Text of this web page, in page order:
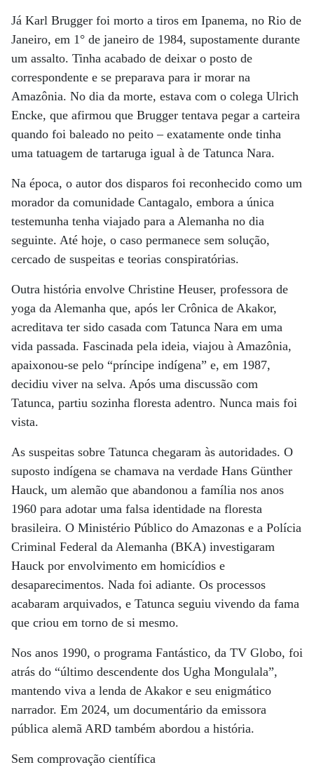
Já Karl Brugger foi morto a tiros em Ipanema, no Rio de
Janeiro, em 1° de janeiro de 1984, supostamente durante
um assalto. Tinha acabado de deixar o posto de
correspondente e se preparava para ir morar na
Amazônia. No dia da morte, estava com o colega Ulrich
Encke, que afirmou que Brugger tentava pegar a carteira
quando foi baleado no peito – exatamente onde tinha
uma tatuagem de tartaruga igual à de Tatunca Nara.
Na época, o autor dos disparos foi reconhecido como um
morador da comunidade Cantagalo, embora a única
testemunha tenha viajado para a Alemanha no dia
seguinte. Até hoje, o caso permanece sem solução,
cercado de suspeitas e teorias conspiratórias.
Outra história envolve Christine Heuser, professora de
yoga da Alemanha que, após ler Crônica de Akakor,
acreditava ter sido casada com Tatunca Nara em uma
vida passada. Fascinada pela ideia, viajou à Amazônia,
apaixonou-se pelo “príncipe indígena” e, em 1987,
decidiu viver na selva. Após uma discussão com
Tatunca, partiu sozinha floresta adentro. Nunca mais foi
vista.
As suspeitas sobre Tatunca chegaram às autoridades. O
suposto indígena se chamava na verdade Hans Günther
Hauck, um alemão que abandonou a família nos anos
1960 para adotar uma falsa identidade na floresta
brasileira. O Ministério Público do Amazonas e a Polícia
Criminal Federal da Alemanha (BKA) investigaram
Hauck por envolvimento em homicídios e
desaparecimentos. Nada foi adiante. Os processos
acabaram arquivados, e Tatunca seguiu vivendo da fama
que criou em torno de si mesmo.
Nos anos 1990, o programa Fantástico, da TV Globo, foi
atrás do “último descendente dos Ugha Mongulala”,
mantendo viva a lenda de Akakor e seu enigmático
narrador. Em 2024, um documentário da emissora
pública alemã ARD também abordou a história.
Sem comprovação científica